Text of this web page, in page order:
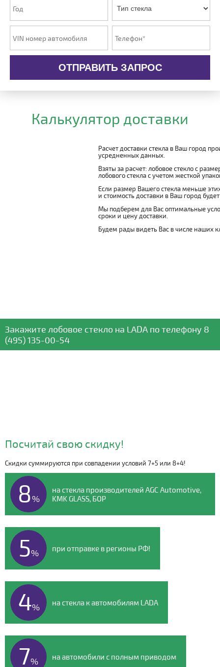
ОТПРАВИТЬ ЗАПРОС
Калькулятор доставки
Расчет доставки стекла в Ваш город
усредненных данных.
Взяты за расчет: лобовое стекло с
лобового стекла с учетом жесткой
Если размер Вашего стекла меньше
и стоимость доставки в Ваш город
Мы подберем для Вас оптимальные
сроки и цену доставки.
Будем рады видеть Вас в числе наших
Закажите лобовое стекло на LADA по телефону 8
(495) 135-00-54
Видео о компании
Посчитай свою скидку!
Скидки суммируются при совпадении условий 7+5 или 8+4!
8%
на стекла производителей AGC Automotive,
KMK GLASS, БОР
5% при отправке в регионы РФ!
4% на стекла к автомобилям LADA
7% на автомобили с полным приводом